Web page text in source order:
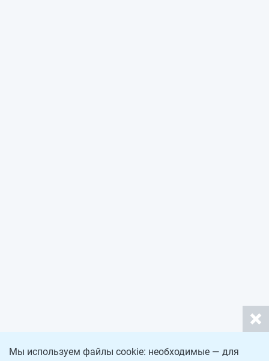
Мы используем файлы cookie: необходимые — для